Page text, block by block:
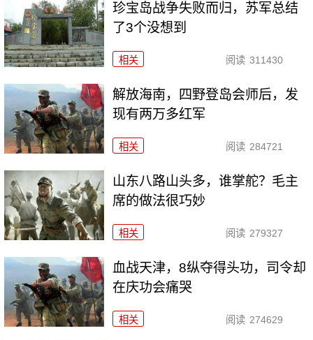
珍宝岛战争失败而归，苏军总结
了3个没想到
相关 阅读 311430
解放海南，四野登岛会师后，发
现有两万多红军
相关 阅读 284721
山东八路山头多，谁掌舵？毛主
席的做法很巧妙
相关 阅读 279327
血战天津，8纵夺得头功，司令却
在庆功会痛哭
相关 阅读 274629